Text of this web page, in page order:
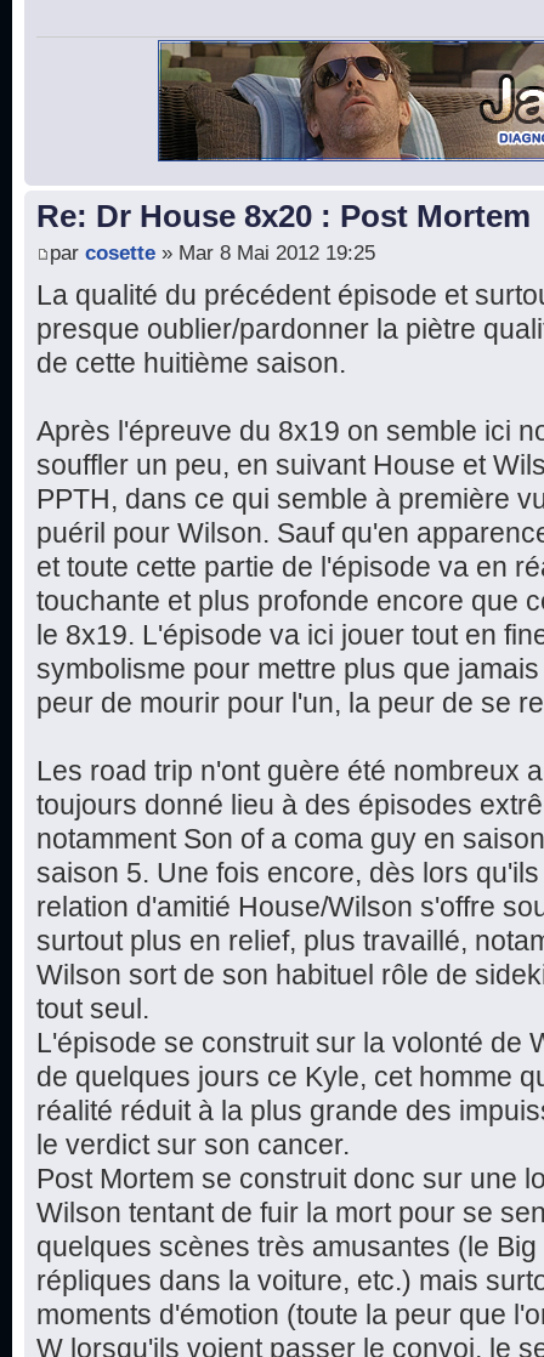
Re: Dr House 8x20 : Post Mortem
par cosette » Mar 8 Mai 2012 19:25
La qualité du précédent épisode et
presque oublier/pardonner la piètre
de cette huitième saison.
Après l'épreuve du 8x19 on semble ici
souffler un peu, en suivant House et
PPTH, dans ce qui semble à première
puéril pour Wilson. Sauf qu'en
et toute cette partie de l'épisode va en
touchante et plus profonde encore que
le 8x19. L'épisode va ici jouer tout en
symbolisme pour mettre plus que
peur de mourir pour l'un, la peur de se
Les road trip n'ont guère été nombreux
toujours donné lieu à des épisodes
notamment Son of a coma guy en
saison 5. Une fois encore, dès lors
relation d'amitié House/Wilson s'offre
surtout plus en relief, plus travaillé,
Wilson sort de son habituel rôle de
tout seul.
L'épisode se construit sur la volonté de
de quelques jours ce Kyle, cet homme
réalité réduit à la plus grande des
le verdict sur son cancer.
Post Mortem se construit donc sur une
Wilson tentant de fuir la mort pour se
quelques scènes très amusantes (le
répliques dans la voiture, etc.) mais
moments d'émotion (toute la peur que
W lorsqu'ils voient passer le convoi, le